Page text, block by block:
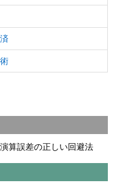
算誤差の正しい回避法